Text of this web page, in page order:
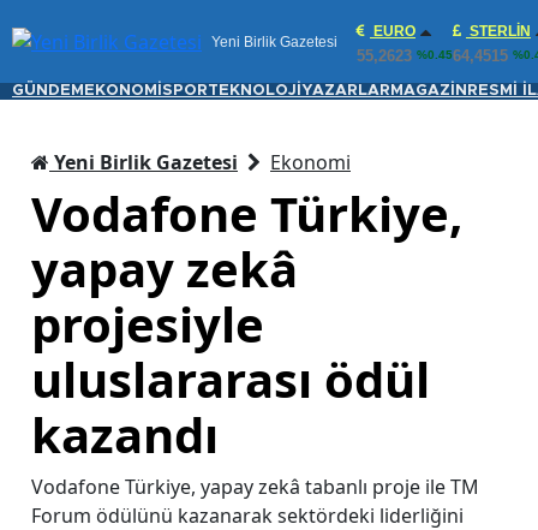
Yeni Birlik Gazetesi
EURO
55,2623 %0.45
STERLIN
64,4515
GÜNDEM EKONOMİ SPORTEKNOLOJİ YAZARLAR MAGAZİN RESMİ
Yeni Birlik Gazetesi Ekonomi
Vodafone Türkiye,
yapay zekâ
projesiyle
uluslararası ödül
kazandı
Vodafone Türkiye, yapay zekâ tabanlı proje ile TM
Forum ödülünü kazanarak sektördeki liderliğini